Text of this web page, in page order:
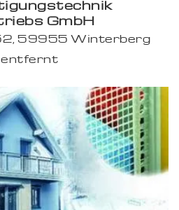
GmbH
59955 Winterberg
entfernt